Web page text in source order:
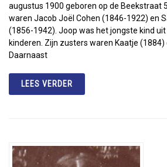
augustus 1900 geboren op de Beekstraat
waren Jacob Joël Cohen (1846-1922) en
(1856-1942). Joop was het jongste kind
kinderen. Zijn zusters waren Kaatje (1884)
Daarnaast
LEES VERDER